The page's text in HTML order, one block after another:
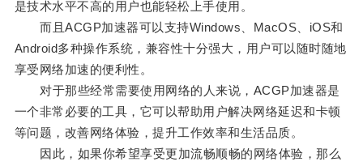
是技术水平不高的用户也能轻松上手使用。
而且ACGP加速器可以支持Windows、MacOS、iOS和
Android多种操作系统，兼容性十分强大，用户可以随时随地
享受网络加速的便利性。
对于那些经常需要使用网络的人来说，ACGP加速器是
一个非常必要的工具，它可以帮助用户解决网络延迟和卡顿
等问题，改善网络体验，提升工作效率和生活品质。
因此，如果你希望享受更加流畅顺畅的网络体验，那么